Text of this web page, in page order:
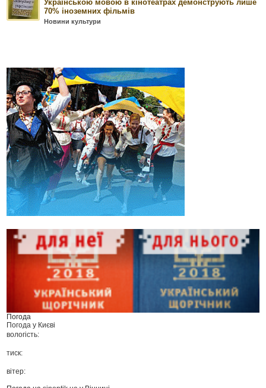
Українською мовою в кінотеатрах демонструють лише
70% іноземних фільмів
Новини культури
Погода
Погода у Києві
вологість:
тиск:
вітер: